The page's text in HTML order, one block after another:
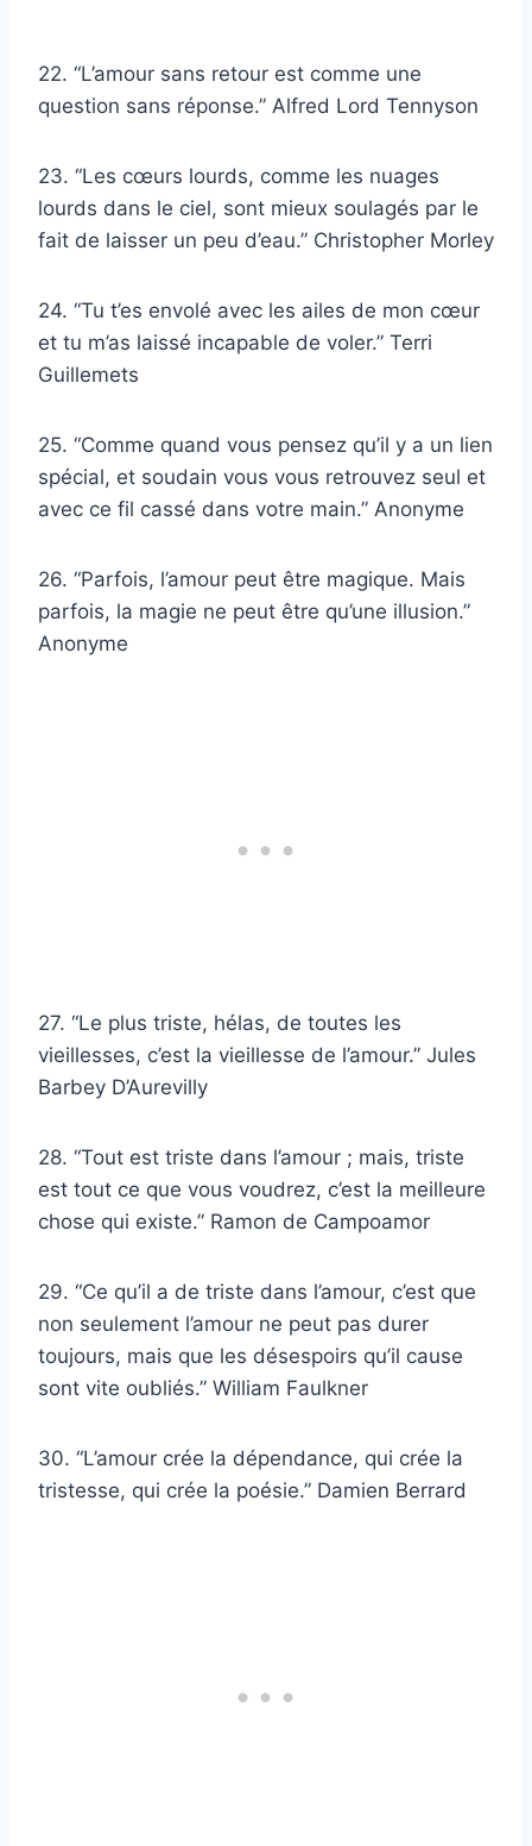
22. “L’amour sans retour est comme une
question sans réponse.” Alfred Lord Tennyson
23. “Les cœurs lourds, comme les nuages
lourds dans le ciel, sont mieux soulagés par le
fait de laisser un peu d’eau.” Christopher Morley
24. “Tu t’es envolé avec les ailes de mon cœur
et tu m’as laissé incapable de voler.” Terri
Guillemets
25. “Comme quand vous pensez qu’il y a un lien
spécial, et soudain vous vous retrouvez seul et
avec ce fil cassé dans votre main.” Anonyme
26. “Parfois, l’amour peut être magique. Mais
parfois, la magie ne peut être qu’une illusion.”
Anonyme
27. “Le plus triste, hélas, de toutes les
vieillesses, c’est la vieillesse de l’amour.” Jules
Barbey D’Aurevilly
28. “Tout est triste dans l’amour ; mais, triste
est tout ce que vous voudrez, c’est la meilleure
chose qui existe.” Ramon de Campoamor
29. “Ce qu’il a de triste dans l’amour, c’est que
non seulement l’amour ne peut pas durer
toujours, mais que les désespoirs qu’il cause
sont vite oubliés.” William Faulkner
30. “L’amour crée la dépendance, qui crée la
tristesse, qui crée la poésie.” Damien Berrard